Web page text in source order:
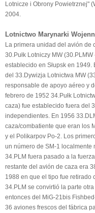
Lotnicze i Obrony Powietrznej"
2004.
Lotnictwo Marynarki
La primera unidad del avión de
30.Pułk Lotniczy MW
establecido en Słupsk en
del 33.Dywizja Lotnictwa MW
responsable de apoyo aéreo y
febrero de 1952 34.Pułk
caza) fue establecido fuera del
independientes. En 1956
caza/combatiente que eran los
y el Polikarpov Po-2. Los
un número de SM-1 localmente
34.PLM fuera pasado a la
restante del avión de caza era
1988 en que el tipo fue retirado
34.PLM se convirtió la parte
entonces del MiG-21bis
36 aviones frescos del fábrica